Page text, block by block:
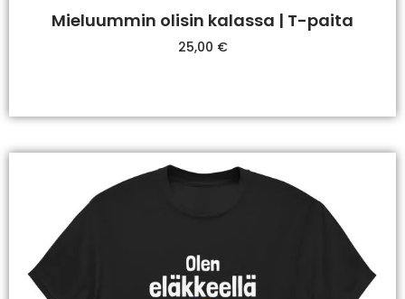
Mieluummin olisin kalassa | T-paita
25,00 €